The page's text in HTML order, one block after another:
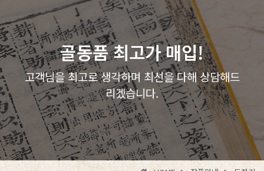
골동품 최고가 매입!
고객님을 최고로 생각하며 최선을 다해 상담해드
리겠습니다.